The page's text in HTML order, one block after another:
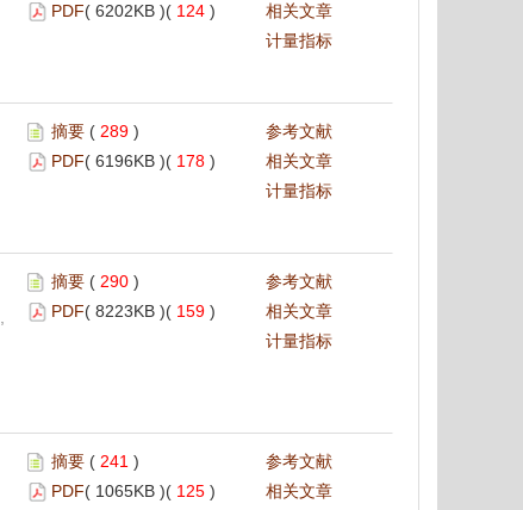
PDF( 6202KB )( 124 )
相关文章
计量指标
摘要 ( 289 )
PDF( 6196KB )( 178 )
参考文献
相关文章
计量指标
摘要 ( 290 )
PDF( 8223KB )( 159 )
参考文献
相关文章
计量指标
摘要 ( 241 )
PDF( 1065KB )( 125 )
参考文献
相关文章